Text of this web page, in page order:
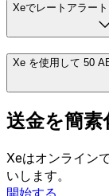
Xeでレートアラー
Xe を使用して 50
送金を簡素
Xeはオンライン
いします。